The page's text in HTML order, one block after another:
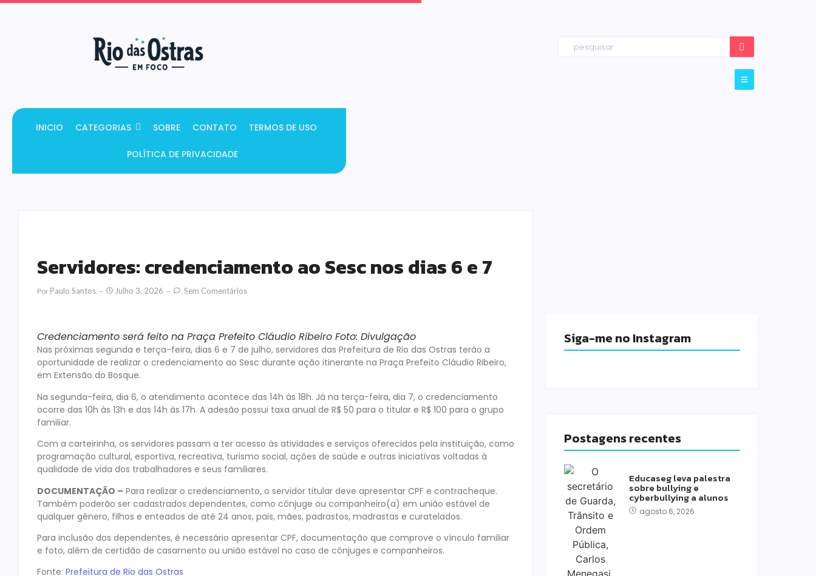
INICIO CATEGORIAS SOBRE CONTATO TERMOS DE USO
POLÍTICA DE PRIVACIDADE
Servidores: credenciamento ao Sesc nos dias 6 e 7
Por Paulo Santos Julho 3, 2026 Sem Comentários
Credenciamento será feito na Praça Prefeito Cláudio Ribeiro Foto: Divulgação
Nas próximas segunda e terça-feira, dias 6 e 7 de julho, servidores das Prefeitura de Rio das Ostras terão a
oportunidade de realizar o credenciamento ao Sesc durante ação itinerante na Praça Prefeito Cláudio Ribeiro,
em Extensão do Bosque.
Na segunda-feira, dia 6, o atendimento acontece das 14h às 18h. Já na terça-feira, dia 7, o credenciamento
ocorre das 10h às 13h e das 14h às 17h. A adesão possui taxa anual de R$ 50 para o titular e R$ 100 para o grupo
familiar.
Com a carteirinha, os servidores passam a ter acesso às atividades e serviços oferecidos pela instituição, como
programação cultural, esportiva, recreativa, turismo social, ações de saúde e outras iniciativas voltadas à
qualidade de vida dos trabalhadores e seus familiares.
DOCUMENTAÇÃO – Para realizar o credenciamento, o servidor titular deve apresentar CPF e contracheque.
Também poderão ser cadastrados dependentes, como cônjuge ou companheiro(a) em união estável de
qualquer gênero, filhos e enteados de até 24 anos, pais, mães, padrastos, madrastas e curatelados.
Para inclusão dos dependentes, é necessário apresentar CPF, documentação que comprove o vínculo familiar
e foto, além de certidão de casamento ou união estável no caso de cônjuges e companheiros.
Fonte: Prefeitura de Rio das Ostras
Siga-me no Instagram
Postagens recentes
Educaseg leva palestra
sobre bullying e
cyberbullying a alunos
agosto 6, 2026